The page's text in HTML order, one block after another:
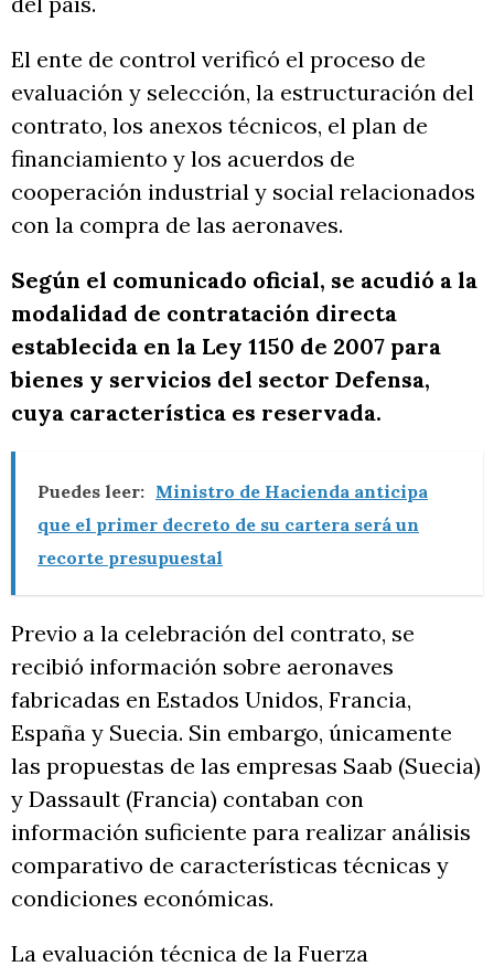
El ente de control verificó el proceso de
evaluación y selección, la estructuración del
contrato, los anexos técnicos, el plan de
financiamiento y los acuerdos de
cooperación industrial y social relacionados
con la compra de las aeronaves.
Según el comunicado oficial, se acudió a la
modalidad de contratación directa
establecida en la Ley 1150 de 2007 para
bienes y servicios del sector Defensa,
cuya característica es reservada.
Puedes leer: Ministro de Hacienda anticipa
que el primer decreto de su cartera será un
recorte presupuestal
Previo a la celebración del contrato, se
recibió información sobre aeronaves
fabricadas en Estados Unidos, Francia,
España y Suecia. Sin embargo, únicamente
las propuestas de las empresas Saab (Suecia)
y Dassault (Francia) contaban con
información suficiente para realizar análisis
comparativo de características técnicas y
condiciones económicas.
La evaluación técnica de la Fuerza